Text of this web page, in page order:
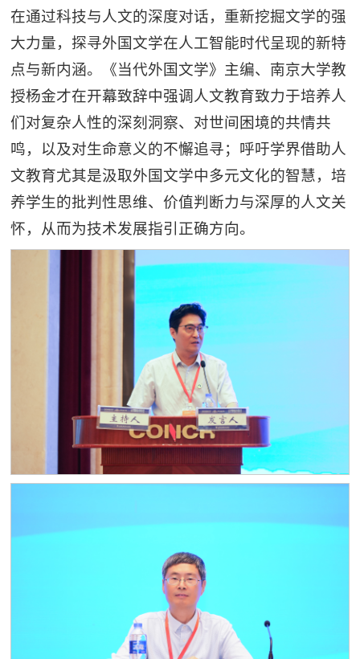
在通过科技与人文的深度对话，重新挖掘文学的强
大力量，探寻外国文学在人工智能时代呈现的新特
点与新内涵。《当代外国文学》主编、南京大学教
授杨金才在开幕致辞中强调人文教育致力于培养人
们对复杂人性的深刻洞察、对世间困境的共情共
鸣，以及对生命意义的不懈追寻；呼吁学界借助人
文教育尤其是汲取外国文学中多元文化的智慧，培
养学生的批判性思维、价值判断力与深厚的人文关
怀，从而为技术发展指引正确方向。